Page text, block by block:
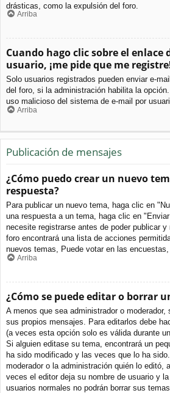
drásticas, como la expulsión del foro.
Arriba
Cuando hago clic sobre el enlace
usuario, ¡me pide que me
Solo usuarios registrados pueden enviar e-
del foro, si la administración habilita la
uso malicioso del sistema de e-mail por
Arriba
Publicación de mensajes
¿Cómo puedo crear un nuevo
respuesta?
Para publicar un nuevo tema, haga clic en
una respuesta a un tema, haga clic en
necesite registrarse antes de poder publicar y
foro encontrará una lista de acciones
nuevos temas, Puede votar en las
Arriba
¿Cómo se puede editar o borrar
A menos que sea administrador o moderador,
sus propios mensajes. Para editarlos debe
(a veces esta opción solo es válida durante
Si alguien editase su tema, encontrará un
ha sido modificado y las veces que lo ha
moderador o la administración quién lo editó,
veces el editor deja su nombre de usuario y
usuarios normales no podrán borrar sus